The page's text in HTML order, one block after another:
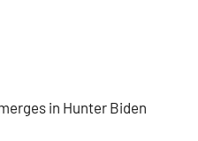
in Hunter Biden